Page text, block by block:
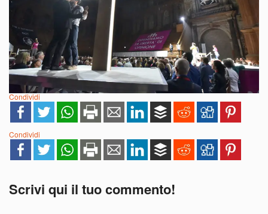
Condividi
Condividi
Scrivi qui il tuo commento!